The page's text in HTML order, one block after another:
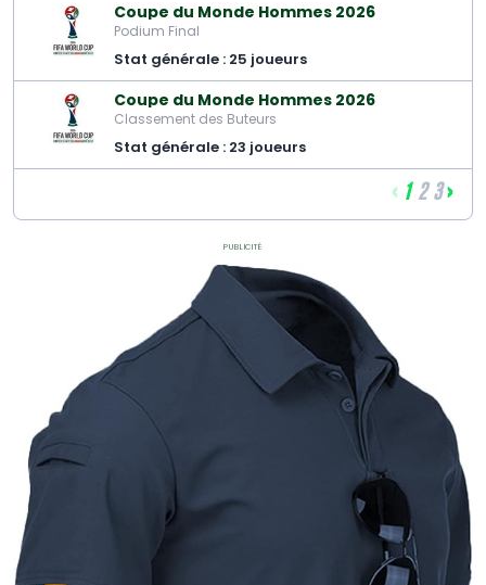
Coupe du Monde Hommes 2026
Podium Final
Stat générale : 25 joueurs
Coupe du Monde Hommes 2026
Classement des Buteurs
Stat générale : 23 joueurs
‹ 1 2 3 ›
Publicité